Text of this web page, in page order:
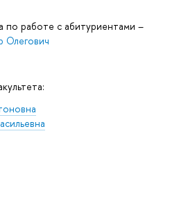
по работе с абитуриентами –
Олегович